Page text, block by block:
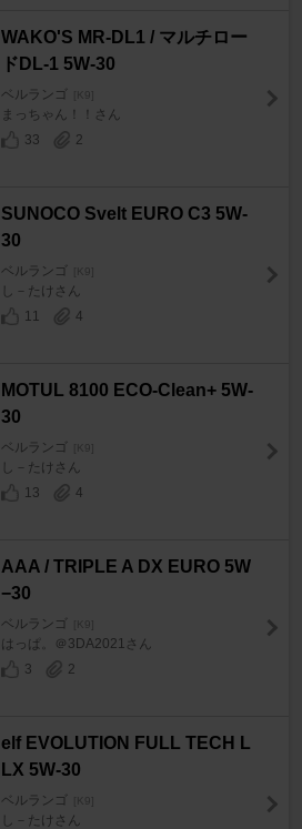
WAKO'S MR-DL1 / マルチロー
ドDL-1 5W-30
ベルランゴ [K9]
まっちゃん！！さん
33
2
SUNOCO Svelt EURO C3 5W-
30
ベルランゴ [K9]
し－たけさん
11
4
MOTUL 8100 ECO-Clean+ 5W-
30
ベルランゴ [K9]
し－たけさん
13
4
AAA / TRIPLE A DX EURO 5W
−30
ベルランゴ [K9]
はっぱ。＠3DA2021さん
3
2
elf EVOLUTION FULL TECH L
LX 5W-30
ベルランゴ [K9]
し－たけさん